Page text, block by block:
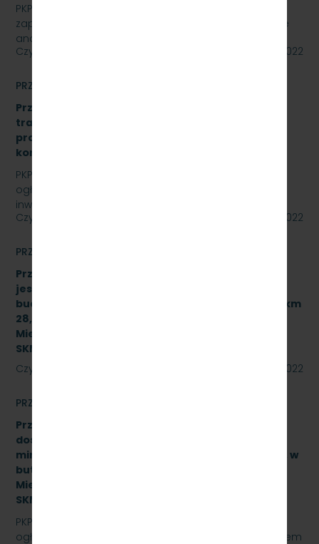
PKP Szybka Kolej Miejska w Trójmieście Sp. z o.o.
zaprasza do złożenia oferty cenowej na opracowanie
analizy formalno-prawnej wraz z koncepcją…
Czytaj dalej
15 lipca 2022
PRZETARGI
Przetarg nieograniczony: „Modernizacja sieci
trakcyjnej – sporządzenie dokumentacji
projektowej oraz przebudowa istniejących
konstrukcji wsporczych, znak: SKMMU.086.30.22.
PKP SZYBKA KOLEJ MIEJSKA W TRÓJMIEŚCIE Sp. z o.o.
ogłasza przetarg nieograniczony dla zadania
inwestycyjnego na sieci trakcyjnej PKP Szybka Kolej…
Czytaj dalej
14 lipca 2022
PRZETARGI
Przetarg nieograniczony, którego przedmiotem
jest wykonanie robót budowlanych związanych z
budową przystanku służbowego w torze nr 502 w km
28,950 linii kolejowej nr 250 dla PKP Szybka Kolej
Miejska w Trójmieście Sp. z o.o. [sprawa:
SKMMU.086.37.22]
Czytaj dalej
11 lipca 2022
PRZETARGI
Przetarg nieograniczony na zakup i sukcesywne
dostawy naturalnej wody pitnej (źródlanej lub
mineralnej – nisko lub średnio zmineralizowanej), w
butelkach bezzwrotnych dla PKP Szybka Kolej
Miejska w Trójmieście Sp. z o.o., znak sprawy:
SKMMU.086.21.22
PKP SZYBKA KOLEJ MIEJSKA W TRÓJMIEŚCIE Sp. z o.o.
ogłasza przetarg nieograniczony, którego przedmiotem